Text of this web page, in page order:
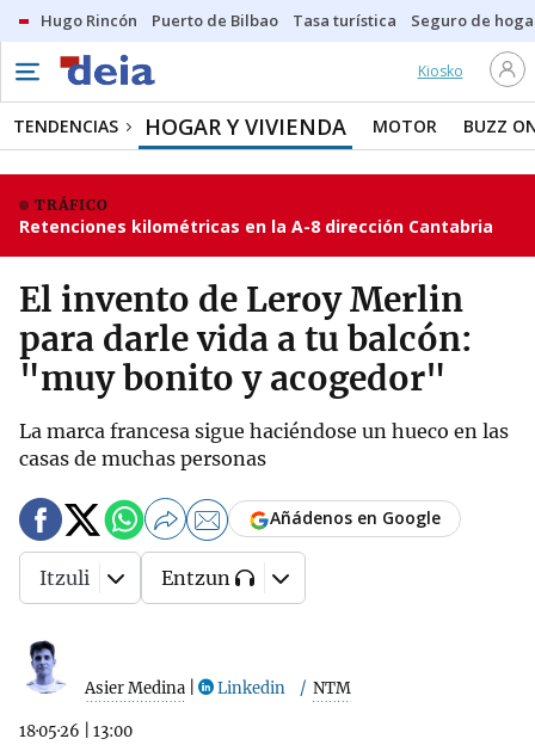
Hugo Rincón Puerto de Bilbao Tasa turística Seguro de
Kiosko
TENDENCIAS HOGAR Y VIVIENDA MOTOR BUZZ
TRÁFICO
Retenciones kilométricas en la A-8 dirección Cantabria
El invento de Leroy Merlin
para darle vida a tu balcón:
"muy bonito y acogedor"
La marca francesa sigue haciéndose un hueco en las
casas de muchas personas
Asier Medina Linkedin NTM
18·05·26 13:00
Añádenos en Google
Itzuli Entzun